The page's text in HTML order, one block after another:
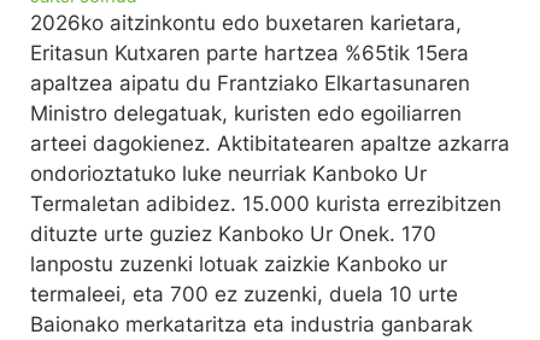
2026ko aitzinkontu edo buxetaren karietara,
Eritasun Kutxaren parte hartzea %65tik 15era
apaltzea aipatu du Frantziako Elkartasunaren
Ministro delegatuak, kuristen edo egoiliarren
arteei dagokienez. Aktibitatearen apaltze azkarra
ondorioztatuko luke neurriak Kanboko Ur
Termaletan adibidez. 15.000 kurista errezibitzen
dituzte urte guziez Kanboko Ur Onek. 170
lanpostu zuzenki lotuak zaizkie Kanboko ur
termaleei, eta 700 ez zuzenki, duela 10 urte
Baionako merkataritza eta industria ganbarak